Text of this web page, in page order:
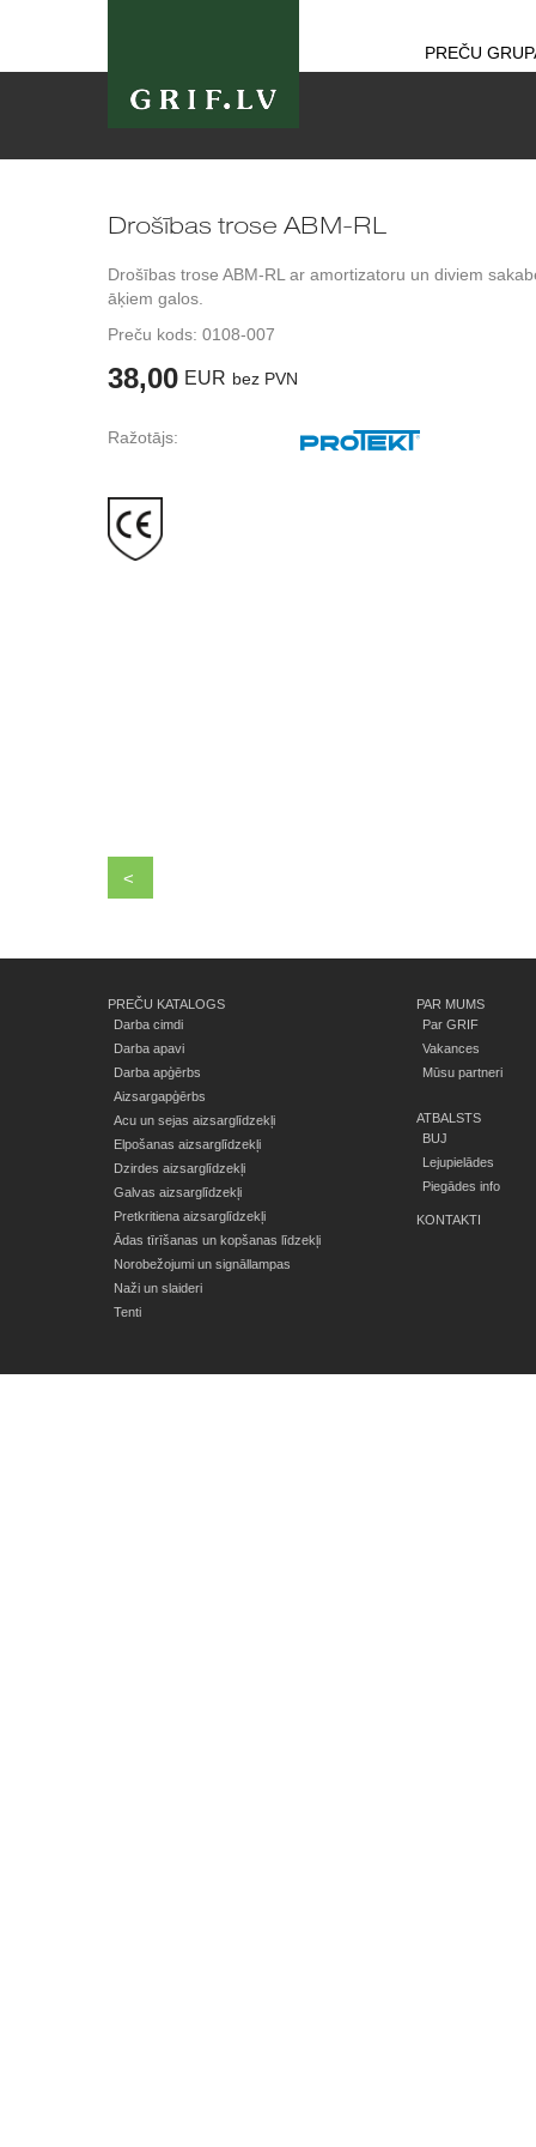
PREČU
Drošības trose ABM-RL
Drošības trose ABM-RL ar amortizatoru un diviem
āķiem galos.
Preču kods: 0108-007
38,00 EUR bez PVN
Ražotājs:
<
PREČU KATALOGS
Darba cimdi
Darba apavi
Darba apģērbs
Aizsargapģērbs
Acu un sejas aizsarglīdzekļi
Elpošanas aizsarglīdzekļi
Dzirdes aizsarglīdzekļi
Galvas aizsarglīdzekļi
Pretkritiena aizsarglīdzekļi
Ādas tīrīšanas un kopšanas līdzekļi
Norobežojumi un signāllampas
Naži un slaideri
Tenti
PAR MUMS
Par GRIF
Vakances
Mūsu partneri
ATBALSTS
BUJ
Lejupielādes
Piegādes info
KONTAKTI